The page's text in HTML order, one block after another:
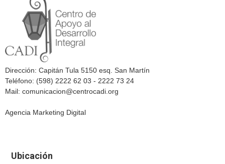
Dirección: Capitán Tula 5150 esq. San Martín
Teléfono: (598) 2222 62 03 - 2222 73 24
Mail: comunicacion@centrocadi.org
Agencia Marketing Digital
Ubicación